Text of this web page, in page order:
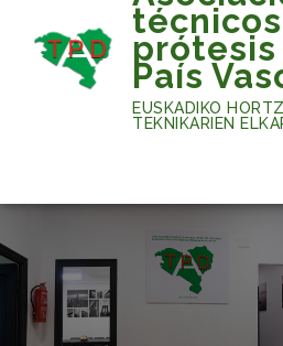
content
País
EUSKADIKO
TEKNIKARIEN